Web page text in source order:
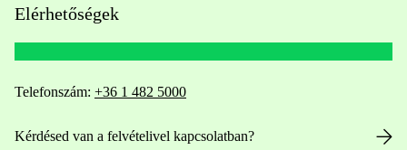
Elérhetőségek
Telefonszám: +36 1 482 5000
Kérdésed van a felvételivel kapcsolatban?